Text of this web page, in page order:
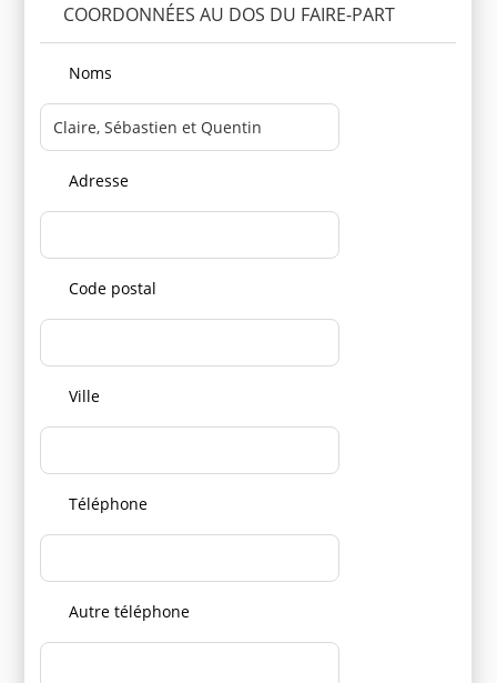
COORDONNÉES AU DOS DU FAIRE-PART
Noms
Adresse
Code postal
Ville
Téléphone
Autre téléphone